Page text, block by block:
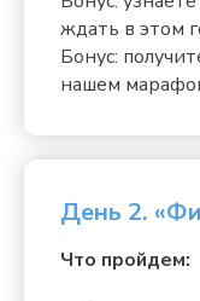
ждать в этом
Бонус:
нашем
День 2.
Что пройдем: